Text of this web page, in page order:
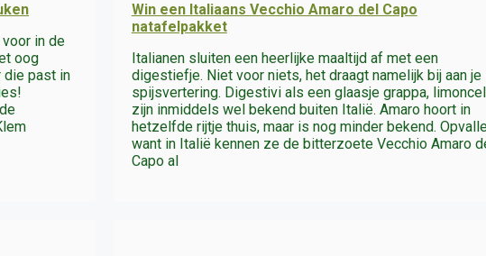
voor in de
oog
die past in
Win een Italiaans Vecchio Amaro del Capo
natafelpakket
Italianen sluiten een heerlijke maaltijd af met een
digestiefje. Niet voor niets, het draagt namelijk bij aan je
spijsvertering. Digestivi als een glaasje grappa,
zijn inmiddels wel bekend buiten Italië. Amaro hoort in
hetzelfde rijtje thuis, maar is nog minder bekend.
want in Italië kennen ze de bitterzoete Vecchio Amaro
Capo al